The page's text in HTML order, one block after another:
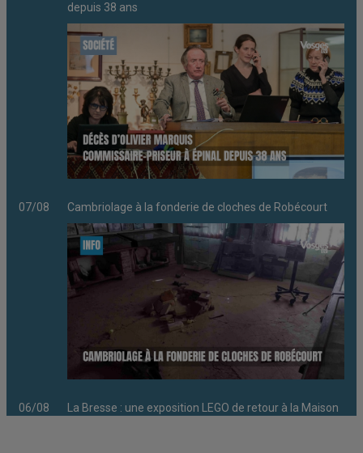
depuis 38 ans
07/08 Cambriolage à la fonderie de cloches de Robécourt
06/08
La Bresse : une exposition LEGO de retour à la Maison